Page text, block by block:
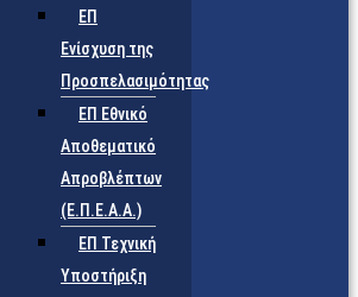
ΕΠ
Ενίσχυση της
Προσπελασιμότητας
ΕΠ Εθνικό
Αποθεματικό
Απροβλέπτων
(Ε.Π.Ε.Α.Α.)
ΕΠ Τεχνική
Υποστήριξη